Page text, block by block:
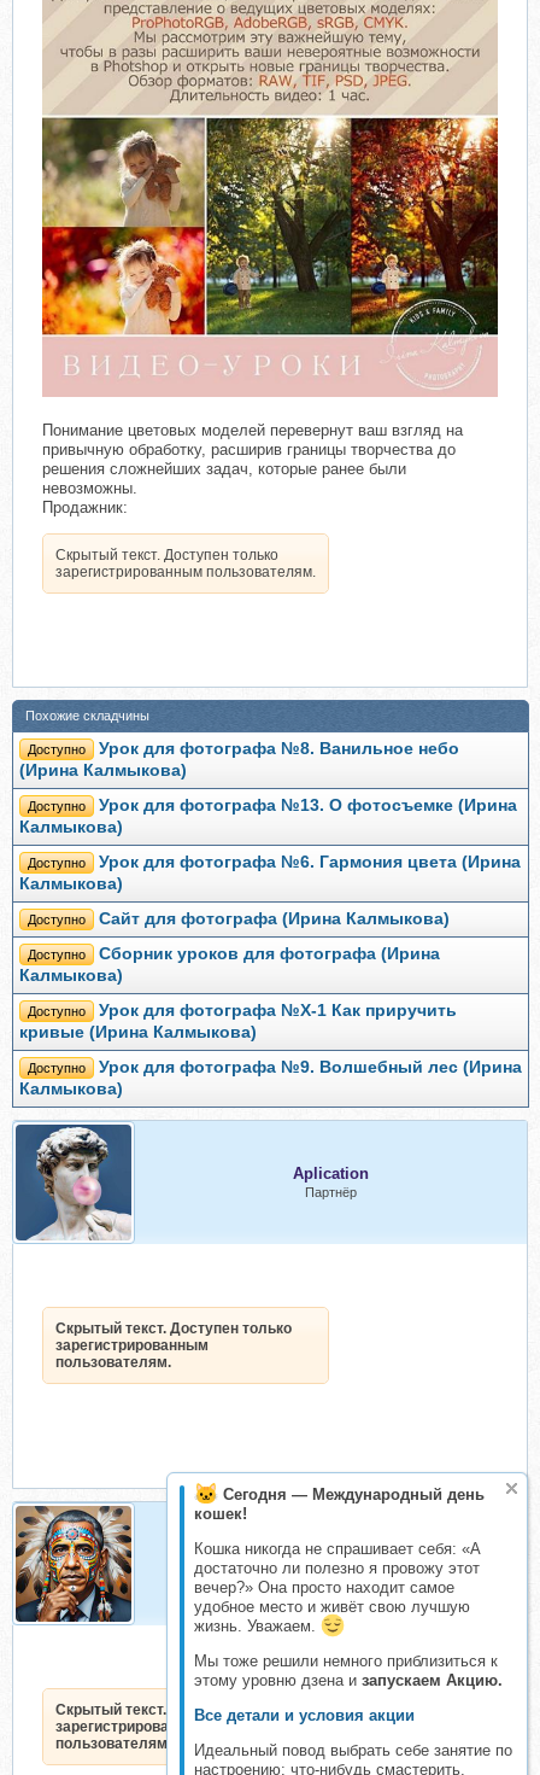
Сегодня — Международный день
кошек!
Кошка никогда не спрашивает себя: «А
достаточно ли полезно я провожу этот
вечер?» Она просто находит самое
удобное место и живёт свою лучшую
жизнь. Уважаем.
Мы тоже решили немного приблизиться к
этому уровню дзена и запускаем Акцию.
Все детали и условия акции
Идеальный повод выбрать себе занятие по
настроению: что-нибудь смастерить,
Понимание цветовых моделей перевернут ваш взгляд на
привычную обработку, расширив границы творчества до
решения сложнейших задач, которые ранее были
невозможны.
Продажник:
Скрытый текст. Доступен только
зарегистрированным пользователям.
Похожие складчины
Доступно
Урок для фотографа №8. Ванильное небо
(Ирина Калмыкова)
Доступно
Урок для фотографа №13. О фотосъемке (Ирина
Калмыкова)
Доступно
Урок для фотографа №6. Гармония цвета (Ирина
Калмыкова)
Доступно Сайт для фотографа (Ирина Калмыкова)
Доступно
Сборник уроков для фотографа (Ирина
Калмыкова)
Доступно
Урок для фотографа №X-1 Как приручить
кривые (Ирина Калмыкова)
Доступно
Урок для фотографа №9. Волшебный лес (Ирина
Калмыкова)
Aplication
Партнёр
Скрытый текст. Доступен только
зарегистрированным
пользователям.
БаракОбама
Организатор складчин
Скрытый текст. Доступен только
зарегистрированным
пользователям.